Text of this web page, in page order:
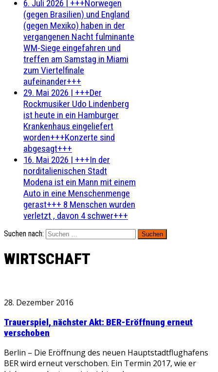
6. Juli 2026 | +++Norwegen
(gegen Brasilien) und England
(gegen Mexiko) haben in der
vergangenen Nacht fulminante
WM-Siege eingefahren und
treffen am Samstag in Miami
zum Viertelfinale
aufeinander+++
29. Mai 2026 | +++Der
Rockmusiker Udo Lindenberg
ist heute in ein Hamburger
Krankenhaus eingeliefert
worden+++Konzerte sind
abgesagt+++
16. Mai 2026 | +++In der
norditalienischen Stadt
Modena ist ein Mann mit einem
Auto in eine Menschenmenge
gerast+++ 8 Menschen wurden
verletzt , davon 4 schwer+++
Suchen nach:
WIRTSCHAFT
28. Dezember 2016
Trauerspiel, nächster Akt: BER-Eröffnung erneut
verschoben
Berlin – Die Eröffnung des neuen Hauptstadtflughafens
BER wird erneut verschoben. Ein Termin 2017, wie er